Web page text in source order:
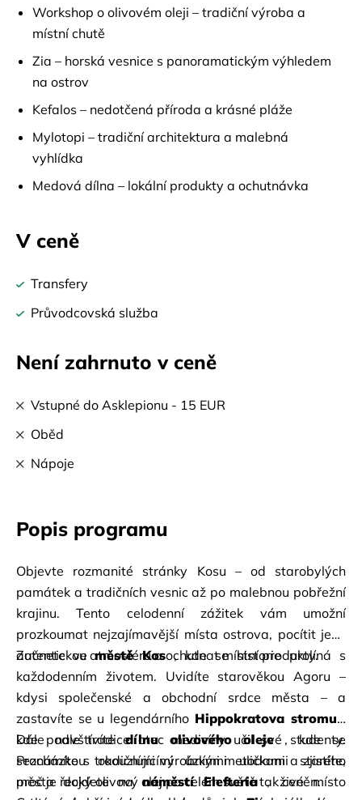
Workshop o olivovém oleji – tradiční výroba a
místní chutě
Zia – horská vesnice s panoramatickým výhledem
na ostrov
Kefalos – nedotčená příroda a krásné pláže
Mylotopi – tradiční architektura a malebná
vyhlídka
Medová dílna – lokální produkty a ochutnávka
V ceně
Transfery
Průvodcovská služba
Není zahrnuto v ceně
Vstupné do Asklepionu - 15 EUR
Oběd
Nápoje
Popis programu
Objevte rozmanité stránky Kosu – od starobylých
památek a tradičních vesnic až po malebnou pobřežní
krajinu. Tento celodenní zážitek vám umožní
prozkoumat nejzajímavější místa ostrova, pocítit jeho
autentickou atmosféru a ochutnat místní produkty.
Začnete ve městě Kos , kde se historie prolíná s
každodenním životem. Uvidíte starověkou Agoru –
kdysi společenské a obchodní srdce města – a
zastavíte se u legendárního Hippokratova stromu ,
kde podle tradice otec medicíny učil své studenty.
Procházkou okouzlujícími úzkými uličkami starého
města dojdete na náměstí Elefteria , živé místo
Dále navštívíte dílnu olivového oleje
, kde se
seznámíte s tradičními výrobními metodami a zjistíte,
proč je řecký olivový olej po celém světě tak ceněn.